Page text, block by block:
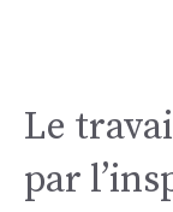
Le
par